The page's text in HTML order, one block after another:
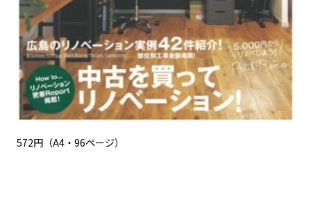
572円（A4・96ページ）